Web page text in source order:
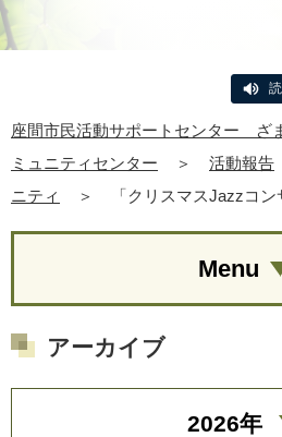
座間市民活動サポートセンター ざ
ミュニティセンター
＞ 活動報告
ニティ
＞ 「クリスマスJazzコン
Menu
アーカイブ
2026年